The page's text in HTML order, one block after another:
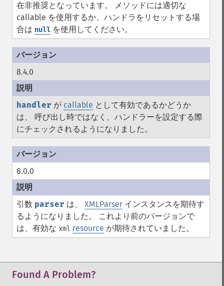
在非推奨となっています。 メソッドには適切な
callable を使用するか、ハンドラをリセットする場
合は null を使用してください。
8.4.0
handler が callable として有効であるかどうか
は、 呼び出し時ではなく、ハンドラーを設定する際
にチェックされるようになりました。
8.0.0
引数 parser は、 XMLParser インスタンスを期待す
るようになりました。 これより前のバージョンで
は、有効な xml resource が期待されていました。
Found A Problem?